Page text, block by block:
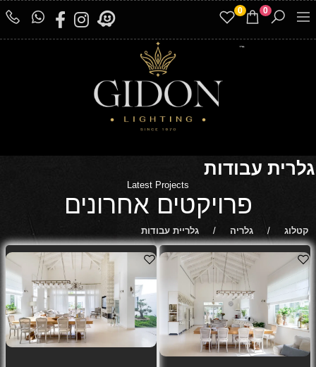
0
0
גלרית עבודות
Latest Projects
פרויקטים אחרונים
קטלוג / גלריה / גלריית עבודות